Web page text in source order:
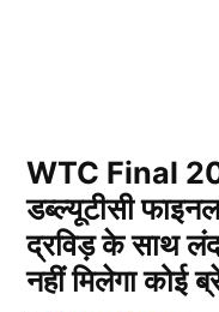
WTC Final
डब्ल्यूटीसी
द्रविड़ के साथ
नहीं मिलेगा कोई